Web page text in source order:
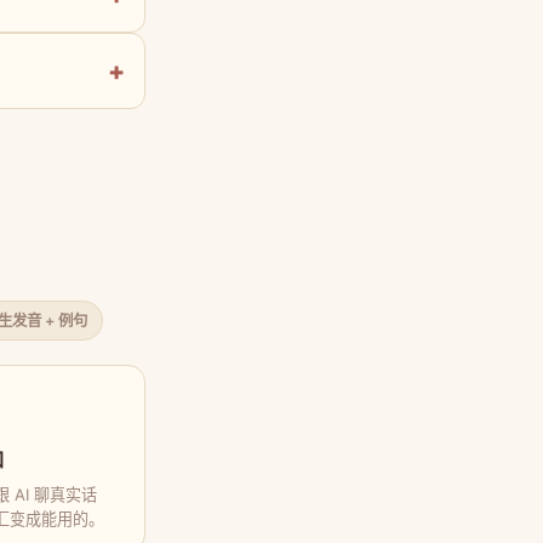
发音 + 例句
AI 聊真实话
成能用的。